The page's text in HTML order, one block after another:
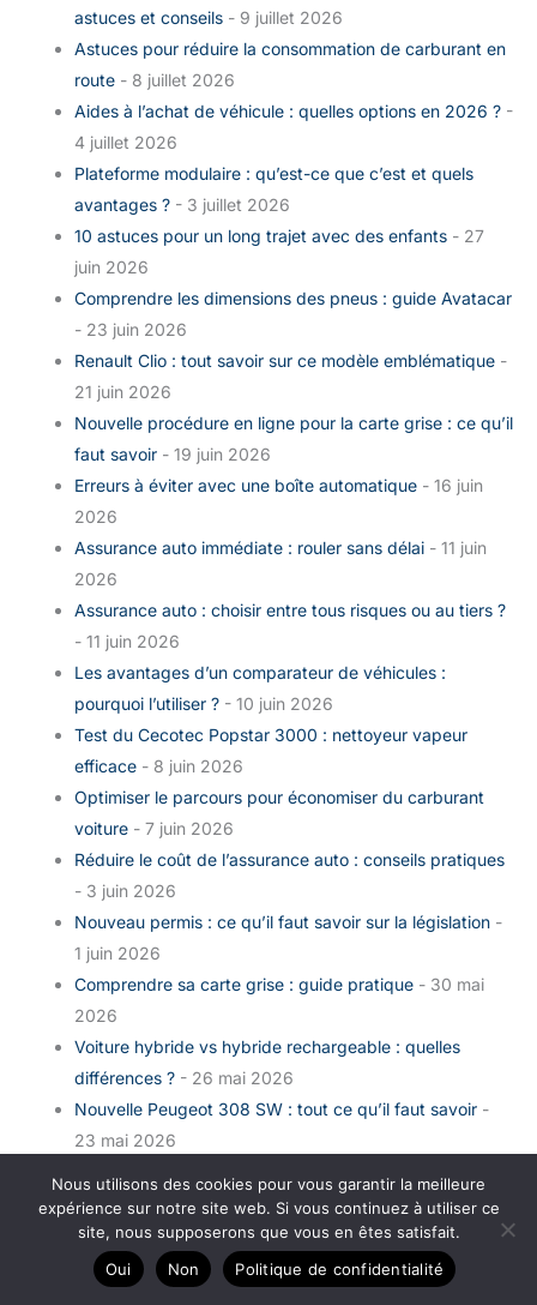
astuces et conseils - 9 juillet 2026
Astuces pour réduire la consommation de carburant en
route - 8 juillet 2026
Aides à l’achat de véhicule : quelles options en 2026 ? -
4 juillet 2026
Plateforme modulaire : qu’est-ce que c’est et quels
avantages ? - 3 juillet 2026
10 astuces pour un long trajet avec des enfants - 27
juin 2026
Comprendre les dimensions des pneus : guide Avatacar
- 23 juin 2026
Renault Clio : tout savoir sur ce modèle emblématique -
21 juin 2026
Nouvelle procédure en ligne pour la carte grise : ce qu’il
faut savoir - 19 juin 2026
Erreurs à éviter avec une boîte automatique - 16 juin
2026
Assurance auto immédiate : rouler sans délai - 11 juin
2026
Assurance auto : choisir entre tous risques ou au tiers ?
- 11 juin 2026
Les avantages d’un comparateur de véhicules :
pourquoi l’utiliser ? - 10 juin 2026
Test du Cecotec Popstar 3000 : nettoyeur vapeur
efficace - 8 juin 2026
Optimiser le parcours pour économiser du carburant
voiture - 7 juin 2026
Réduire le coût de l’assurance auto : conseils pratiques
- 3 juin 2026
Nouveau permis : ce qu’il faut savoir sur la législation -
1 juin 2026
Comprendre sa carte grise : guide pratique - 30 mai
2026
Voiture hybride vs hybride rechargeable : quelles
différences ? - 26 mai 2026
Nouvelle Peugeot 308 SW : tout ce qu’il faut savoir -
23 mai 2026
chère ?- 21 mai 2026
10 vérifications essentielles avant de partir en vacances
- 20 mai 2026
Nous utilisons des cookies pour vous garantir la meilleure
expérience sur notre site web. Si vous continuez à utiliser ce
site, nous supposerons que vous en êtes satisfait.
Oui
Non Politique de confidentialité